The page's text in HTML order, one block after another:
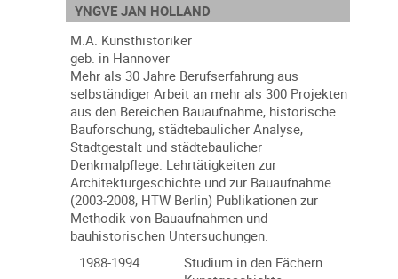
YNGVE JAN HOLLAND
M.A. Kunsthistoriker
geb. in Hannover
Mehr als 30 Jahre Berufserfahrung aus
selbständiger Arbeit an mehr als 300 Projekten
aus den Bereichen Bauaufnahme, historische
Bauforschung, städtebaulicher Analyse,
Stadtgestalt und städtebaulicher
Denkmalpflege. Lehrtätigkeiten zur
Architekturgeschichte und zur Bauaufnahme
(2003-2008, HTW Berlin) Publikationen zur
Methodik von Bauaufnahmen und
bauhistorischen Untersuchungen.
1988-1994
Studium in den Fächern